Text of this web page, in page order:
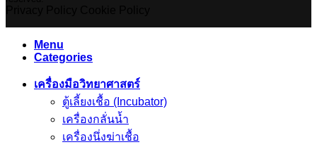
Menu
Categories
เครื่องมือวิทยาศาสตร์
ตู้เลี้ยงเชื้อ (Incubator)
เครื่องกลั่นน้ำ
เครื่องนึ่งฆ่าเชื้อ